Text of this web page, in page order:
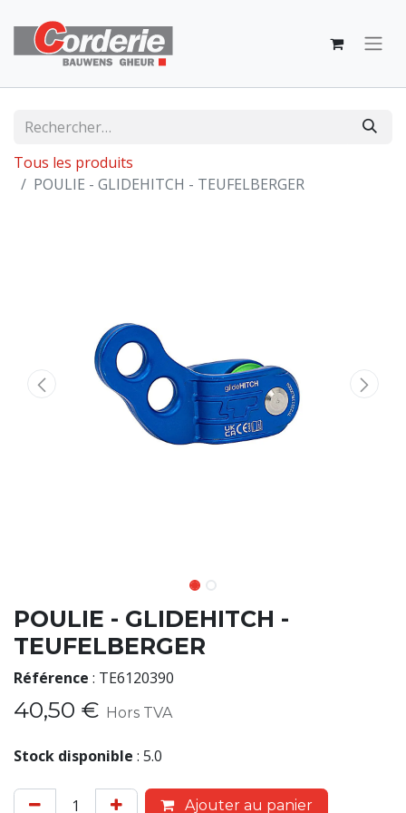
Tous les produits
POULIE - GLIDEHITCH - TEUFELBERGER
POULIE - GLIDEHITCH -
TEUFELBERGER
Référence : TE6120390
40,50 € Hors TVA
Stock disponible : 5.0
Ajouter au panier